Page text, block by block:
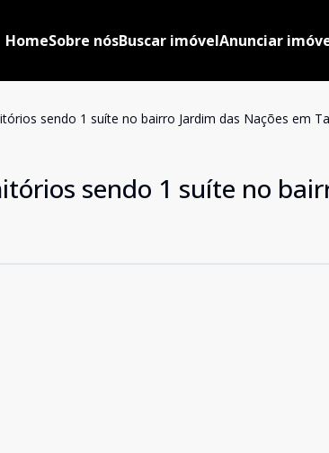
HomeSobre nósBuscar imóvelAnunciar
sendo 1 suíte no bairro Jardim das Nações em
sendo 1 suíte no